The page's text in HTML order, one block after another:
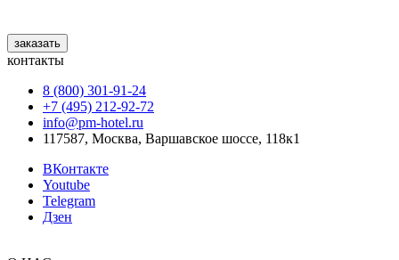
заказать
контакты
8 (800) 301‑91‑24
+7 (495) 212‑92‑72
info@pm-hotel.ru
117587, Москва, Варшавское шоссе, 118к1
ВКонтакте
Youtube
Telegram
Дзен